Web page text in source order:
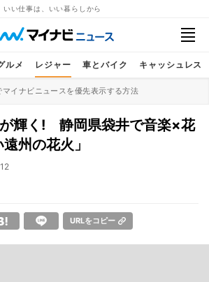
いい仕事は、いい暮らしから
ルメ レジャー 車とバイク キャッシュレス
イナビニュースを優先表示する方法
輝く! 静岡県袋井で音楽×花
州の花火」
URLをコピー